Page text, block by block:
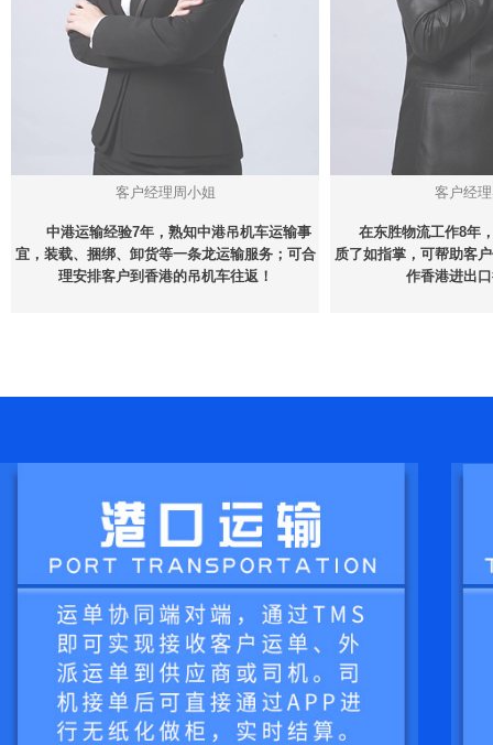
客户经理周小姐
中港运输经验7年，熟知中港吊机车运输事
宜，装载、捆绑、卸货等一条龙运输服务；可合
理安排客户到香港的吊机车往返！
客户经
在东胜物流工作8年
质了如指掌，可帮助客
作香港进出